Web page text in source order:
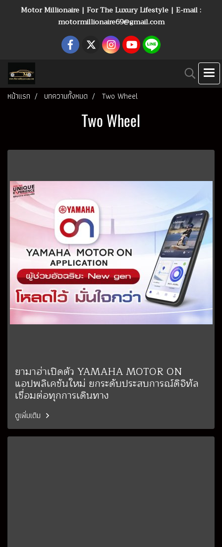
Motor Millionaire | For The Luxury Lifestyle | E-mail :
motormillionaire69@gmail.com
หน้าแรก บทความทั้งหมด Two Wheel
Two Wheel
ยามาฮ่าเปิดตัว YAMAHA MOTOR ON
แอปพลิเคชันใหม่ ยกระดับประสบการณ์ดิจิทัล
เชื่อมต่อทุกการเดินทาง
ดูเพิ่มเติม